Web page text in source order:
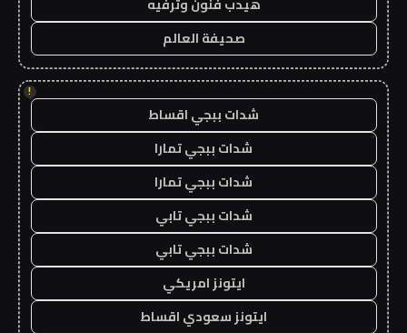
صحيفة العالم
!
شدات ببجي اقساط
شدات ببجي تمارا
شدات ببجي تمارا
شدات ببجي تابي
شدات ببجي تابي
ايتونز امريكي
ايتونز سعودي اقساط